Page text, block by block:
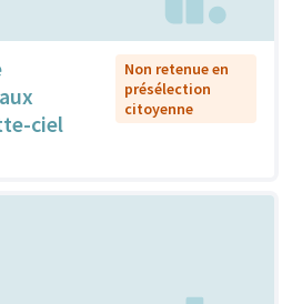
ciel
Non retenue en
présélection
citoyenne